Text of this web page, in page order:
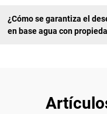
¿Cómo se garantiza el
en base agua con